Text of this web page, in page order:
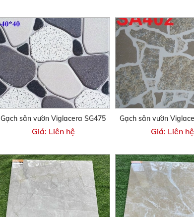
Gạch sân vườn Viglacera SG475
Giá: Liên hệ
Gạch sân vườn
Giá: Liên hệ